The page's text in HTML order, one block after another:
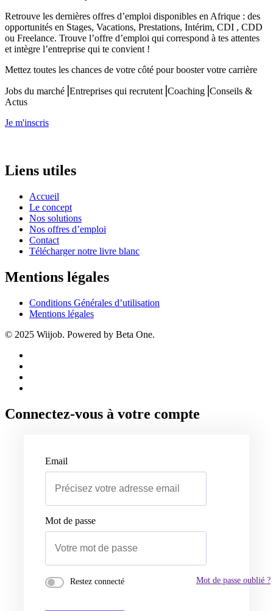
Retrouve les dernières offres d’emploi disponibles en Afrique : des
opportunités en Stages, Vacations, Prestations, Intérim, CDI , CDD
ou Freelance. Trouve l’offre d’emploi qui correspond à tes attentes
et intègre l’entreprise qui te convient !
Mettez toutes les chances de votre côté pour booster votre carrière
Jobs du marché⎟Entreprises qui recrutent⎟Coaching⎟Conseils &
Actus
Je m'inscris
Liens utiles
Accueil
Le concept
Nos solutions
Nos offres d’emploi
Contact
Télécharger notre livre blanc
Mentions légales
Conditions Générales d’utilisation
Mentions légales
© 2025 Wiijob. Powered by Beta One.
Connectez-vous à votre compte
Email
Mot de passe
Restez connecté Mot de passe oublié ?